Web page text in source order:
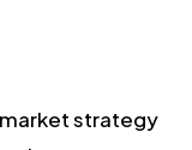
strategy